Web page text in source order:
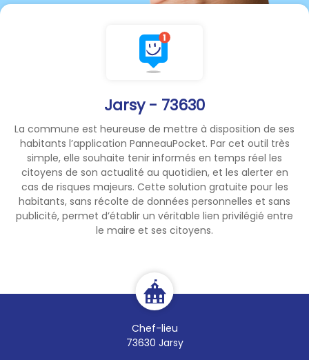
Jarsy - 73630
La commune est heureuse de mettre à disposition de ses
habitants l’application PanneauPocket. Par cet outil très
simple, elle souhaite tenir informés en temps réel les
citoyens de son actualité au quotidien, et les alerter en
cas de risques majeurs. Cette solution gratuite pour les
habitants, sans récolte de données personnelles et sans
publicité, permet d’établir un véritable lien privilégié entre
le maire et ses citoyens.
Chef-lieu
73630 Jarsy